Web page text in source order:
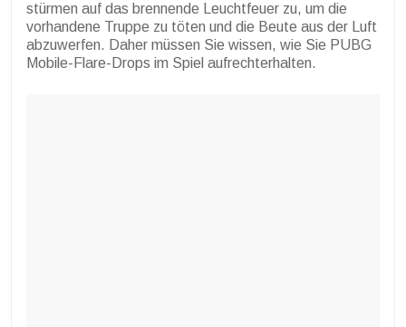
stürmen auf das brennende Leuchtfeuer zu, um die
vorhandene Truppe zu töten und die Beute aus der Luft
abzuwerfen. Daher müssen Sie wissen, wie Sie PUBG
Mobile-Flare-Drops im Spiel aufrechterhalten.